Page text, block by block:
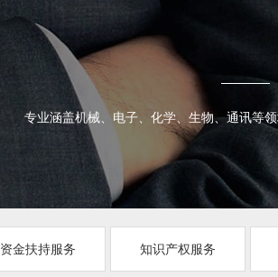
专业涵盖机械、电子、化学、生物、通讯等
资金扶持服务 知识产权服务